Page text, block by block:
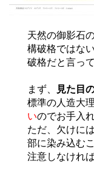
天然の御影石
構破格ではな
破格だと言っ
まず、 見た目
標準の人造大
いのでお手入
ただ、欠けに
部に染み込む
注意しなけれ